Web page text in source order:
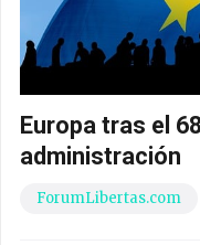
Europa tras el
administración
ForumLibertas.com